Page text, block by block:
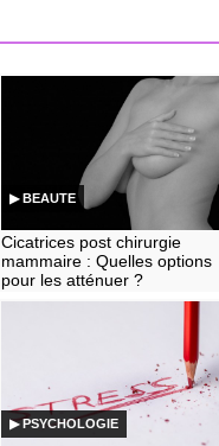
▶ BEAUTE
Cicatrices post chirurgie
mammaire : Quelles options
pour les atténuer ?
▶ PSYCHOLOGIE